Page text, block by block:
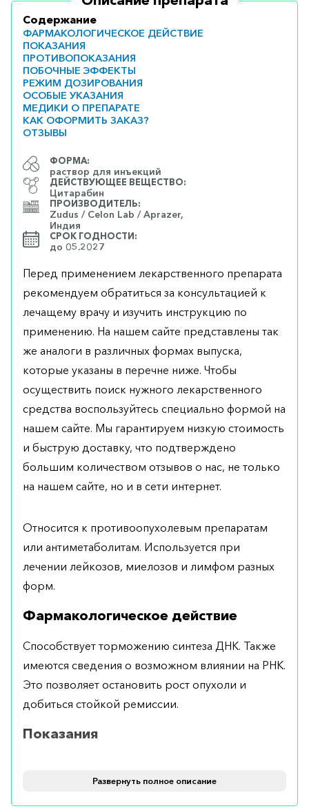
Содержание
ФАРМАКОЛОГИЧЕСКОЕ ДЕЙСТВИЕ
ПОКАЗАНИЯ
ПРОТИВОПОКАЗАНИЯ
ПОБОЧНЫЕ ЭФФЕКТЫ
РЕЖИМ ДОЗИРОВАНИЯ
ОСОБЫЕ УКАЗАНИЯ
МЕДИКИ О ПРЕПАРАТЕ
КАК ОФОРМИТЬ ЗАКАЗ?
ОТЗЫВЫ
ФОРМА:
раствор для инъекций
ДЕЙСТВУЮЩЕЕ ВЕЩЕСТВО:
Цитарабин
ПРОИЗВОДИТЕЛЬ:
Zudus / Celon Lab / Aprazer,
Индия
СРОК ГОДНОСТИ:
до 05.2027
Перед применением лекарственного препарата
рекомендуем обратиться за консультацией к
лечащему врачу и изучить инструкцию по
применению. На нашем сайте представлены так
же аналоги в различных формах выпуска,
которые указаны в перечне ниже. Чтобы
осуществить поиск нужного лекарственного
средства воспользуйтесь специально формой на
нашем сайте. Мы гарантируем низкую стоимость
и быструю доставку, что подтверждено
большим количеством отзывов о нас, не только
на нашем сайте, но и в сети интернет.
Относится к противоопухолевым препаратам
или антиметаболитам. Используется при
лечении лейкозов, миелозов и лимфом разных
форм.
Фармакологическое действие
Способствует торможению синтеза ДНК. Также
имеются сведения о возможном влиянии на РНК.
Это позволяет остановить рост опухоли и
добиться стойкой ремиссии.
Показания
нелимфобластном лейкозе, при хроническом
течении миелолейкоза, при нейролейкемии и
Развернуть полное описание